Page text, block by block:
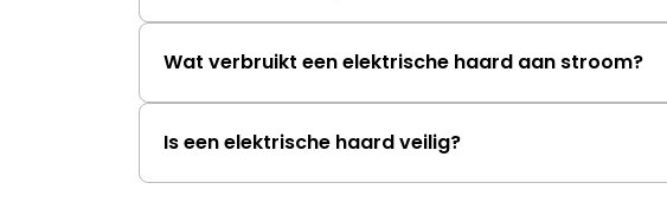
Wat verbruikt een elektrische haard aan stroom?
Is een elektrische haard veilig?